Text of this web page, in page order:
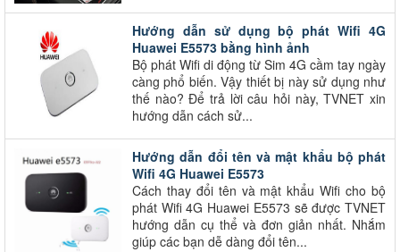
Hướng dẫn sử dụng bộ phát Wifi 4G
Huawei E5573 bằng hình ảnh
Bộ phát Wifi di động từ Sim 4G cầm tay ngày
càng phổ biến. Vậy thiết bị này sử dụng như
thế nào? Để trả lời câu hỏi này, TVNET xin
hướng dẫn cách sử...
Hướng dẫn đổi tên và mật khẩu bộ phát
Wifi 4G Huawei E5573
Cách thay đổi tên và mật khẩu Wifi cho bộ
phát Wifi 4G Huawei E5573 sẽ được TVNET
hướng dẫn cụ thể và đơn giản nhất. Nhắm
giúp các bạn dễ dàng đổi tên...